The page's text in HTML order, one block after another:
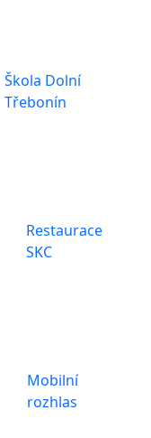
Škola Dolní
Třebonín
Restaurace
SKC
Mobilní
rozhlas